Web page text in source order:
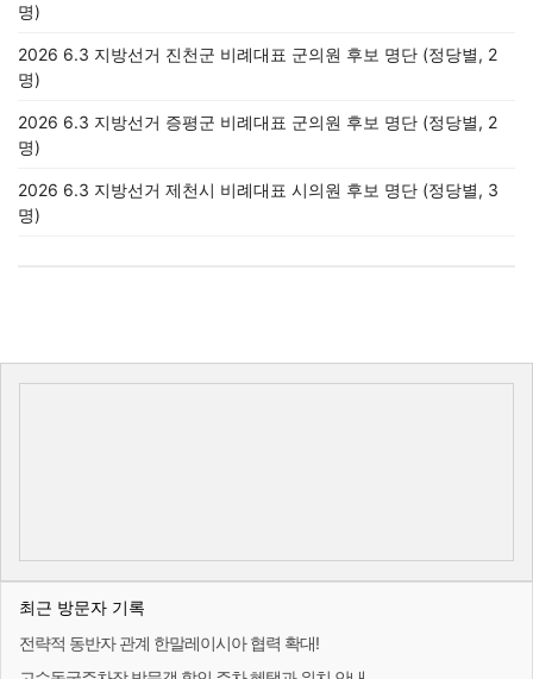
명)
2026 6.3 지방선거 진천군 비례대표 군의원 후보 명단 (정당별, 2
명)
2026 6.3 지방선거 증평군 비례대표 군의원 후보 명단 (정당별, 2
명)
2026 6.3 지방선거 제천시 비례대표 시의원 후보 명단 (정당별, 3
명)
최근 방문자 기록
전략적 동반자 관계 한말레이시아 협력 확대!